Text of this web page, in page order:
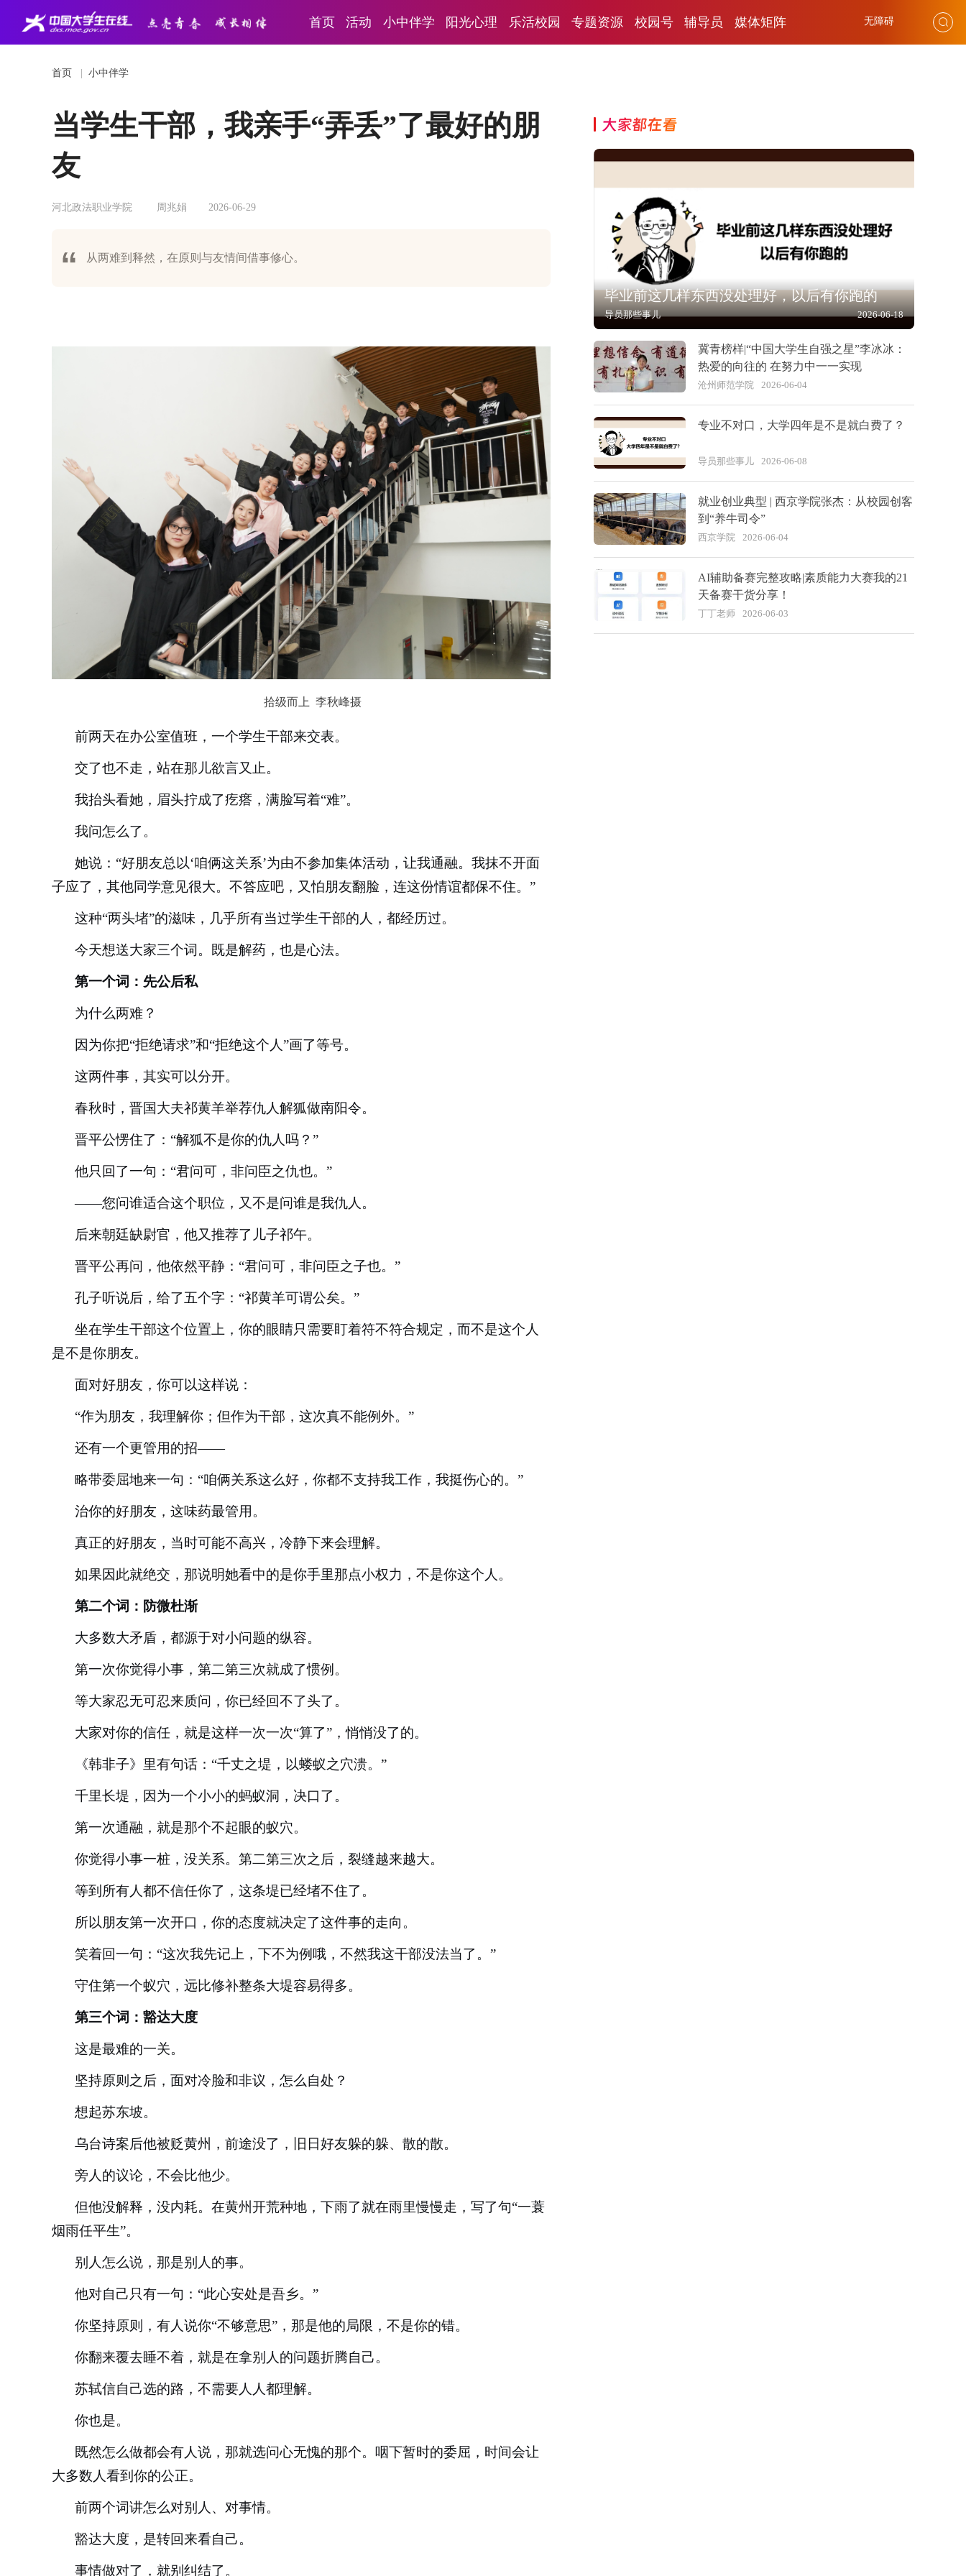
首页 活动 小中伴学 阳光心理 乐活校园 专题资源 校园号 辅导员 媒体矩阵 无障碍
首页 小中伴学
当学生干部，我亲手“弄丢”了最好的朋
友
河北政法职业学院 周兆娟 2026-06-29
从两难到释然，在原则与友情间借事修心。
拾级而上 李秋峰摄
前两天在办公室值班，一个学生干部来交表。
交了也不走，站在那儿欲言又止。
我抬头看她，眉头拧成了疙瘩，满脸写着“难”。
我问怎么了。
她说： “好朋友总以‘咱俩这关系’为由不参加集体活动，让我通融。我抹不开面
子应了，其他同学意见很大。不答应吧，又怕朋友翻脸，连这份情谊都保不住。”
这种“两头堵”的滋味，几乎所有当过学生干部的人，都经历过。
今天想送大家三个词。既是解药，也是心法。
第一个词：先公后私
为什么两难？
因为你把“拒绝请求”和“拒绝这个人”画了等号。
这两件事，其实可以分开。
春秋时，晋国大夫祁黄羊举荐仇人解狐做南阳令。
晋平公愣住了： “解狐不是你的仇人吗？”
他只回了一句： “君问可，非问臣之仇也。”
——您问谁适合这个职位，又不是问谁是我仇人。
后来朝廷缺尉官，他又推荐了儿子祁午。
晋平公再问，他依然平静： “君问可，非问臣之子也。”
孔子听说后，给了五个字： “祁黄羊可谓公矣。”
坐在学生干部这个位置上，你的眼睛只需要盯着符不符合规定，而不是这个人
是不是你朋友。
面对好朋友，你可以这样说：
“作为朋友，我理解你；但作为干部，这次真不能例外。”
还有一个更管用的招——
略带委屈地来一句： “咱俩关系这么好，你都不支持我工作，我挺伤心的。”
治你的好朋友，这味药最管用。
真正的好朋友，当时可能不高兴，冷静下来会理解。
如果因此就绝交，那说明她看中的是你手里那点小权力，不是你这个人。
第二个词：防微杜渐
大多数大矛盾，都源于对小问题的纵容。
第一次你觉得小事，第二第三次就成了惯例。
等大家忍无可忍来质问，你已经回不了头了。
大家对你的信任，就是这样一次一次“算了”，悄悄没了的。
《韩非子》里有句话： “千丈之堤，以蝼蚁之穴溃。”
千里长堤，因为一个小小的蚂蚁洞，决口了。
第一次通融，就是那个不起眼的蚁穴。
你觉得小事一桩，没关系。第二第三次之后，裂缝越来越大。
等到所有人都不信任你了，这条堤已经堵不住了。
所以朋友第一次开口，你的态度就决定了这件事的走向。
笑着回一句： “这次我先记上，下不为例哦，不然我这干部没法当了。”
守住第一个蚁穴，远比修补整条大堤容易得多。
第三个词：豁达大度
这是最难的一关。
坚持原则之后，面对冷脸和非议，怎么自处？
想起苏东坡。
乌台诗案后他被贬黄州，前途没了，旧日好友躲的躲、散的散。
旁人的议论，不会比他少。
但他没解释，没内耗。在黄州开荒种地，下雨了就在雨里慢慢走，写了句“一蓑
烟雨任平生”。
别人怎么说，那是别人的事。
他对自己只有一句： “此心安处是吾乡。”
你坚持原则，有人说你“不够意思”，那是他的局限，不是你的错。
你翻来覆去睡不着，就是在拿别人的问题折腾自己。
苏轼信自己选的路，不需要人人都理解。
你也是。
既然怎么做都会有人说，那就选问心无愧的那个。咽下暂时的委屈，时间会让
大多数人看到你的公正。
前两个词讲怎么对别人、对事情。
豁达大度，是转回来看自己。
事情做对了，就别纠结了。
大家都在看
毕业前这几样东西没处理好，以后有你跑的
导员那些事儿 2026-06-18
冀青榜样|“中国大学生自强之星”李冰冰：
热爱的向往的 在努力中一一实现
沧州师范学院 2026-06-04
专业不对口，大学四年是不是就白费了？
导员那些事儿 2026-06-08
就业创业典型 | 西京学院张杰：从校园创客
到“养牛司令”
西京学院 2026-06-04
AI辅助备赛完整攻略|素质能力大赛我的21
天备赛干货分享！
丁丁老师 2026-06-03